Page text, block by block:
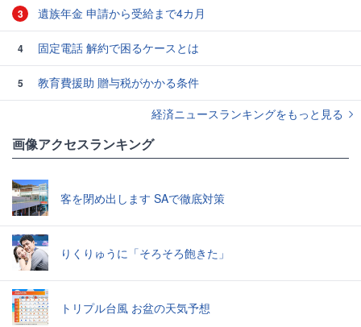
3 遺族年金 申請から受給まで4カ月
4 固定電話 解約で困るケースとは
5
教育費援助 贈与税がかかる条件
経済ニュースランキングをもっと見る
画像アクセスランキング
客を閉め出します SAで徹底対策
りくりゅうに「そろそろ飽きた」
トリプル台風 お盆の天気予想